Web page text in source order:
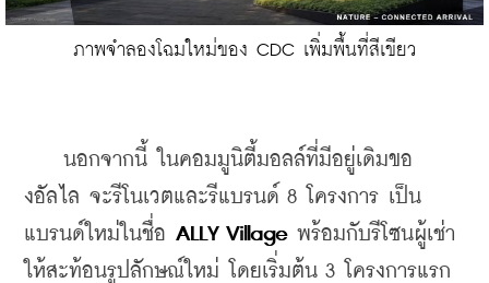
ภาพจำลองโฉมใหม่ของ CDC เพิ่มพื้นที่สีเขียว
นอกจากนี้ ในคอมมูนิตี้มอลล์ที่มีอยู่เดิมขอ
งอัลไล จะรีโนเวตและรีแบรนด์ 8 โครงการ เป็น
แบรนด์ใหม่ในชื่อ ALLY Village พร้อมกับรีโซนผู้เช่า
ให้สะท้อนรูปลักษณ์ใหม่ โดยเริ่มต้น 3 โครงการแรก